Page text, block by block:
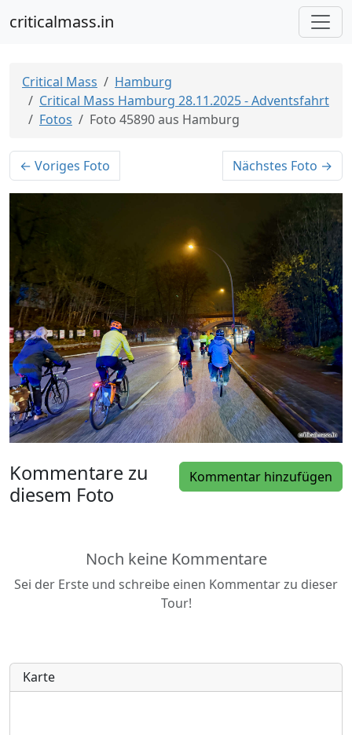
criticalmass.in
Critical Mass
Hamburg
Critical Mass Hamburg 28.11.2025 - Adventsfahrt
Fotos
Foto 45890 aus Hamburg
← Voriges Foto Nächstes Foto →
Kommentar hinzufügen
Kommentare zu
diesem Foto
Noch keine Kommentare
Sei der Erste und schreibe einen Kommentar zu dieser
Tour!
Karte